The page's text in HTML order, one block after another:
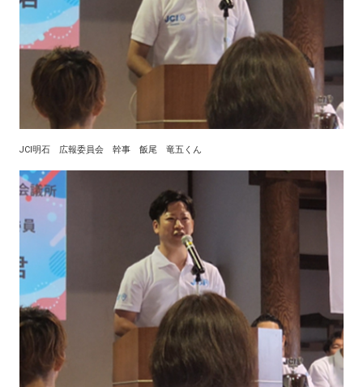
JCI明石 広報委員会 幹事 飯尾 竜五くん